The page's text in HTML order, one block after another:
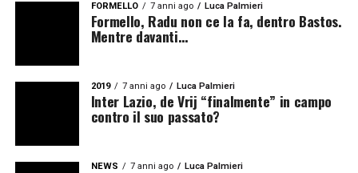
FORMELLO 7 anni ago Luca Palmieri
Formello, Radu non ce la fa, dentro Bastos.
Mentre davanti…
2019 7 anni ago Luca Palmieri
Inter Lazio, de Vrij “finalmente” in campo
contro il suo passato?
NEWS 7 anni ago Luca Palmieri